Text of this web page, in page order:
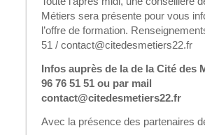
Métiers sera présente pour vous
l’offre de formation.
51 / contact@citedesmetiers22.fr
Infos auprès de la de la Cité des
96 76 51 51 ou par mail
contact@citedesmetiers22.fr
Avec la présence des partenaires